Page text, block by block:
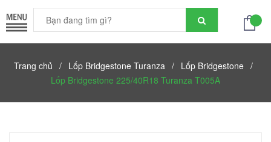
Trang chủ / Lốp Bridgestone Turanza / Lốp Bridgestone /
Lốp Bridgestone 225/40R18 Turanza T005A